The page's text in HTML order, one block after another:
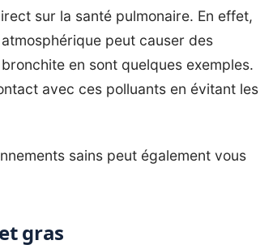
sur la santé pulmonaire. En effet,
peut causer des
bronchite en sont quelques exemples.
avec ces polluants en évitant les
sains peut également vous
gras